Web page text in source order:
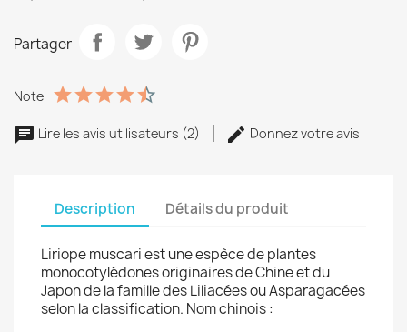
Partager
Note
Lire les avis utilisateurs (2) Donnez votre avis
Description Détails du produit
Liriope muscari est une espèce de plantes
monocotylédones originaires de Chine et du
Japon de la famille des Liliacées ou Asparagacées
selon la classification. Nom chinois :